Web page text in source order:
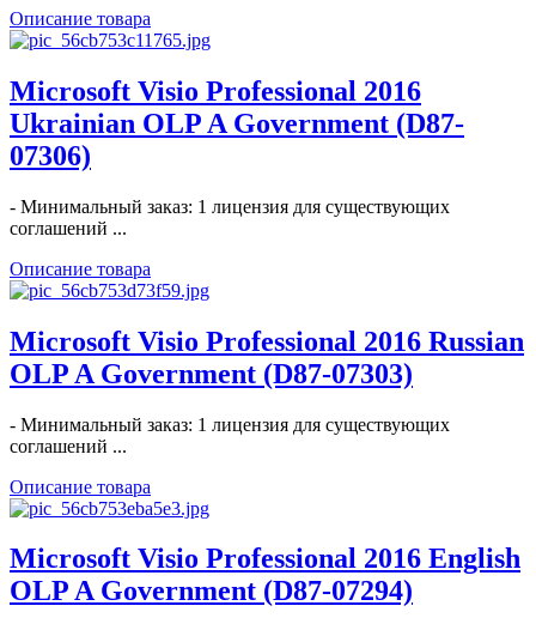
Описание товара
Microsoft Visio Professional 2016
Ukrainian OLP A Government (D87-
07306)
- Минимальный заказ: 1 лицензия для существующих
соглашений ...
Описание товара
Microsoft Visio Professional 2016 Russian
OLP A Government (D87-07303)
- Минимальный заказ: 1 лицензия для существующих
соглашений ...
Описание товара
Microsoft Visio Professional 2016 English
OLP A Government (D87-07294)